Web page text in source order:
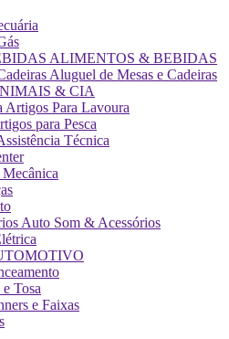
ALIMENTOS & BEBIDAS
Aluguel de Mesas e Cadeiras
& CIA
Artigos Para Lavoura
para Pesca
Técnica
Auto Som & Acessórios
Tosa
e Faixas